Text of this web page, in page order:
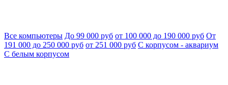
Все компьютеры До 99 000 руб от 100 000 до 190 000 руб От
191 000 до 250 000 руб от 251 000 руб С корпусом - аквариум
С белым корпусом